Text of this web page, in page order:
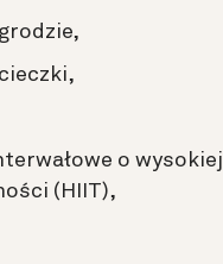
o wysokiej
(HIIT),